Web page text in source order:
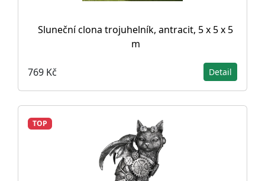
Sluneční clona trojuhelník, antracit, 5 x 5 x 5
m
769 Kč Detail
TOP